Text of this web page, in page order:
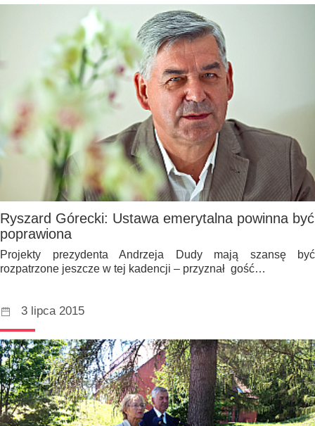
Ryszard Górecki: Ustawa emerytalna powinna być
poprawiona
Projekty prezydenta Andrzeja Dudy mają szansę być
rozpatrzone jeszcze w tej kadencji – przyznał gość…
3 lipca 2015